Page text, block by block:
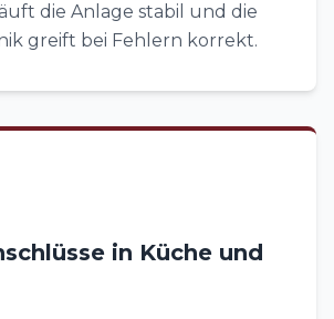
die Anlage stabil und die
greift bei Fehlern korrekt.
in Küche und